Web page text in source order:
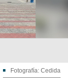
Fotografía: Cedida